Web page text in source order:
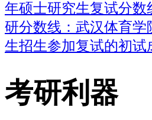
年硕士研究生复试分数
研分数线：武汉体育学
生招生参加复试的初试
考研利器